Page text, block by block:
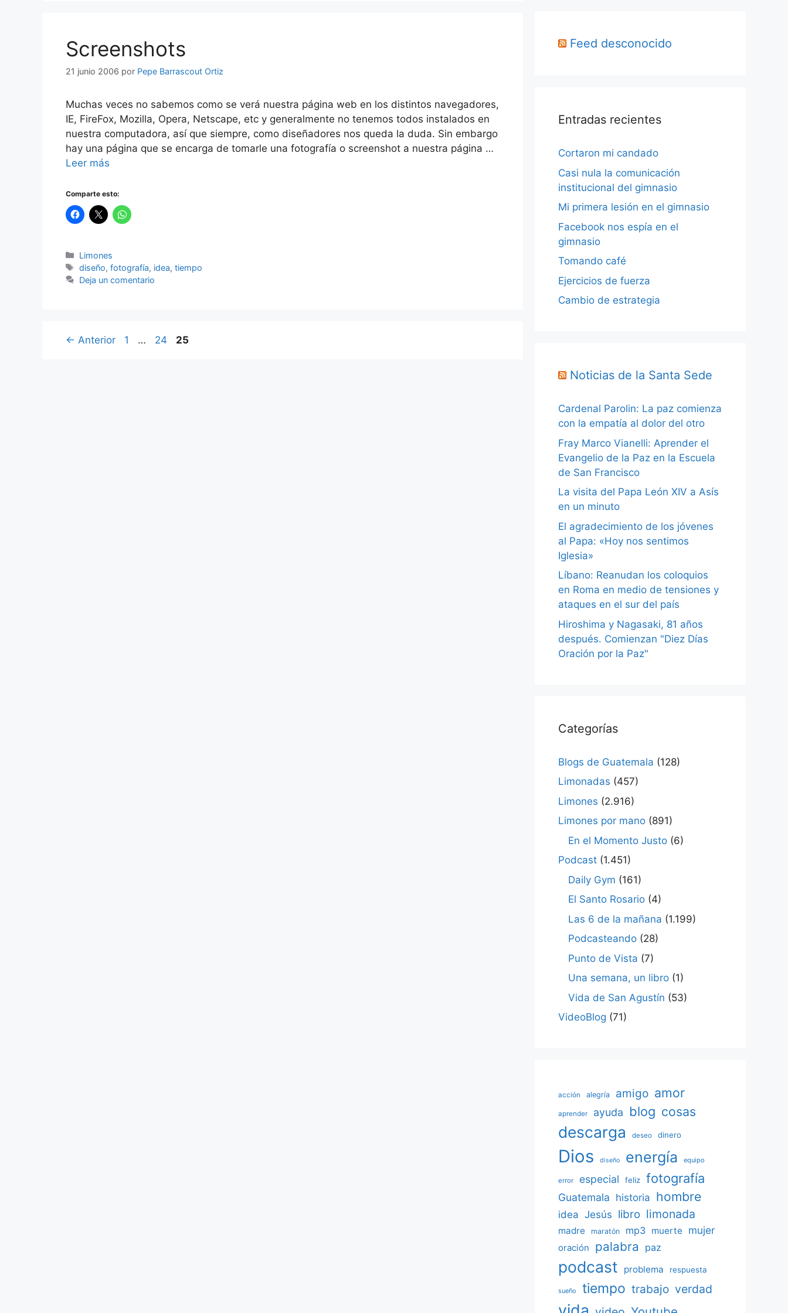
Screenshots
21 junio 2006 por Pepe Barrascout Ortiz
Muchas veces no sabemos como se verá nuestra página web en los distintos navegadores,
IE, FireFox, Mozilla, Opera, Netscape, etc y generalmente no tenemos todos instalados en
nuestra computadora, así que siempre, como diseñadores nos queda la duda. Sin embargo
hay una página que se encarga de tomarle una fotografía o screenshot a nuestra página …
Leer más
Comparte esto:
Categorías
Limones
Etiquetas
diseño,fotografía, idea,tiempo
Deja un comentario
← Anterior Página
1 … Página
24 Página
25
Feed desconocido
Entradas recientes
Cortaron mi candado
Casi nula la comunicación
institucional del gimnasio
Mi primera lesión en el gimnasio
Facebook nos espía en el
gimnasio
Tomando café
Ejercicios de fuerza
Cambio de estrategia
Noticias de la Santa Sede
Cardenal Parolin: La paz comienza
con la empatía al dolor del otro
Fray Marco Vianelli: Aprender el
Evangelio de la Paz en la Escuela
de San Francisco
La visita del Papa León XIV a Asís
en un minuto
El agradecimiento de los jóvenes
al Papa: «Hoy nos sentimos
Iglesia»
Líbano: Reanudan los coloquios
en Roma en medio de tensiones y
ataques en el sur del país
Hiroshima y Nagasaki, 81 años
después. Comienzan "Diez Días
Oración por la Paz"
Categorías
Blogs de Guatemala (128)
Limonadas (457)
Limones (2.916)
Limones por mano (891)
En el Momento Justo (6)
Podcast (1.451)
Daily Gym (161)
El Santo Rosario (4)
Las 6 de la mañana (1.199)
Podcasteando (28)
Punto de Vista (7)
Una semana, un libro (1)
Vida de San Agustín (53)
VideoBlog (71)
acción alegría amigo amor
aprender ayuda blog cosas
descarga deseo dinero
Dios diseño energía equipo
error especial feliz fotografía
Guatemala historia hombre
idea Jesús libro limonada
madre maratón mp3 muerte mujer
oración palabra paz
podcast problema respuesta
sueño tiempo trabajo verdad